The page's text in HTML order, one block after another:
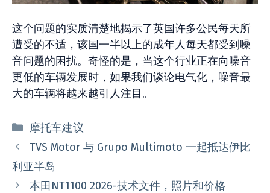
这个问题的实质清楚地揭示了英国许多公民每天所
遭受的不适，该国一半以上的成年人每天都受到噪
音问题的困扰。奇怪的是，当这个行业正在向噪音
更低的车辆发展时，如果我们谈论电气化，噪音最
大的车辆将越来越引人注目。
分
类
摩托车建议
TVS Motor 与 Grupo Multimoto 一起抵达伊比
利亚半岛
本田NT1100 2026-技术文件，照片和价格